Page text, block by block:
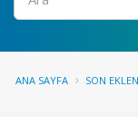
ANA SAYFA SON